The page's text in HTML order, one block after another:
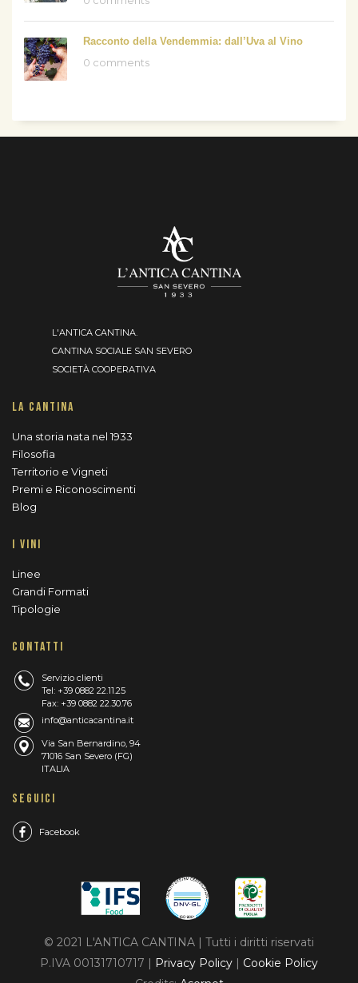
Racconto della Vendemmia: dall’Uva al Vino
0 comments
L'ANTICA CANTINA.
CANTINA SOCIALE SAN SEVERO
SOCIETÀ COOPERATIVA
LA CANTINA
Una storia nata nel 1933
Filosofia
Territorio e Vigneti
Premi e Riconoscimenti
Blog
I VINI
Linee
Grandi Formati
Tipologie
CONTATTI
Servizio clienti
Tel: +39 0882 22.11.25
Fax: +39 0882 22.30.76
info@anticacantina.it
Via San Bernardino, 94
71016 San Severo (FG)
ITALIA
SEGUICI
Facebook
© 2021 L'ANTICA CANTINA | Tutti i diritti riservati
P.IVA 00131710717 | Privacy Policy | Cookie Policy